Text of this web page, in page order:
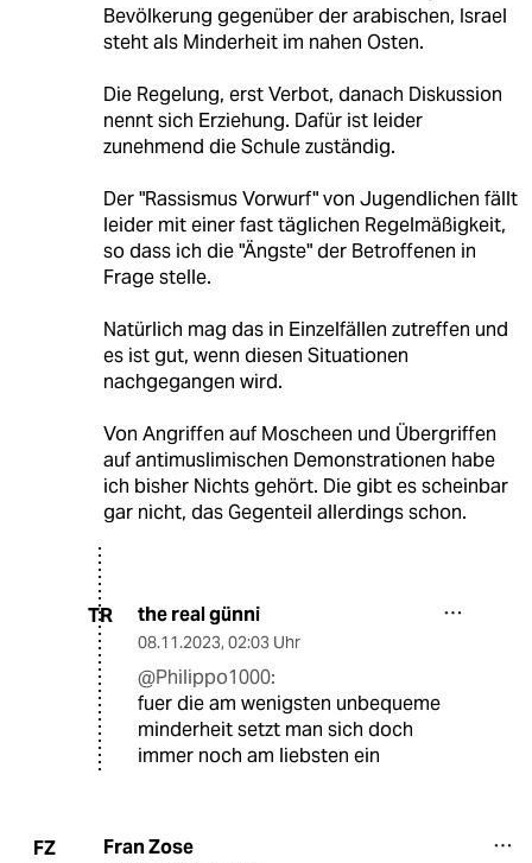
Bevölkerung gegenüber der arabischen, Israel
steht als Minderheit im nahen Osten.
Die Regelung, erst Verbot, danach Diskussion
nennt sich Erziehung. Dafür ist leider
zunehmend die Schule zuständig.
Der "Rassismus Vorwurf" von Jugendlichen fällt
leider mit einer fast täglichen Regelmäßigkeit,
so dass ich die "Ängste" der Betroffenen in
Frage stelle.
Natürlich mag das in Einzelfällen zutreffen und
es ist gut, wenn diesen Situationen
nachgegangen wird.
Von Angriffen auf Moscheen und Übergriffen
auf antimuslimischen Demonstrationen habe
ich bisher Nichts gehört. Die gibt es scheinbar
gar nicht, das Gegenteil allerdings schon.
TR the real günni
08.11.2023, 02:03 Uhr
@Philippo1000:
fuer die am wenigsten unbequeme
minderheit setzt man sich doch
immer noch am liebsten ein
FZ Fran Zose